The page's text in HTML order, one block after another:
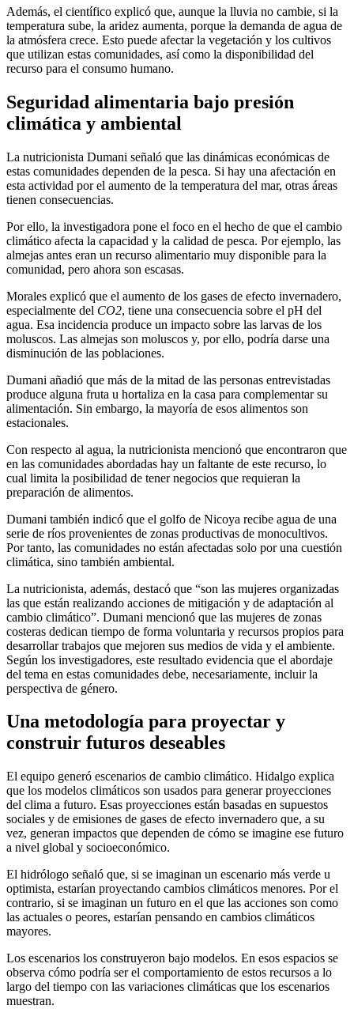
Además, el científico explicó que, aunque la lluvia no cambie, si la
temperatura sube, la aridez aumenta, porque la demanda de agua de
la atmósfera crece. Esto puede afectar la vegetación y los cultivos
que utilizan estas comunidades, así como la disponibilidad del
recurso para el consumo humano.
Seguridad alimentaria bajo presión
climática y ambiental
La nutricionista Dumani señaló que las dinámicas económicas de
estas comunidades dependen de la pesca. Si hay una afectación en
esta actividad por el aumento de la temperatura del mar, otras áreas
tienen consecuencias.
Por ello, la investigadora pone el foco en el hecho de que el cambio
climático afecta la capacidad y la calidad de pesca. Por ejemplo, las
almejas antes eran un recurso alimentario muy disponible para la
comunidad, pero ahora son escasas.
Morales explicó que el aumento de los gases de efecto invernadero,
especialmente del CO2, tiene una consecuencia sobre el pH del
agua. Esa incidencia produce un impacto sobre las larvas de los
moluscos. Las almejas son moluscos y, por ello, podría darse una
disminución de las poblaciones.
Dumani añadió que más de la mitad de las personas entrevistadas
produce alguna fruta u hortaliza en la casa para complementar su
alimentación. Sin embargo, la mayoría de esos alimentos son
estacionales.
Con respecto al agua, la nutricionista mencionó que encontraron que
en las comunidades abordadas hay un faltante de este recurso, lo
cual limita la posibilidad de tener negocios que requieran la
preparación de alimentos.
Dumani también indicó que el golfo de Nicoya recibe agua de una
serie de ríos provenientes de zonas productivas de monocultivos.
Por tanto, las comunidades no están afectadas solo por una cuestión
climática, sino también ambiental.
La nutricionista, además, destacó que “son las mujeres organizadas
las que están realizando acciones de mitigación y de adaptación al
cambio climático”. Dumani mencionó que las mujeres de zonas
costeras dedican tiempo de forma voluntaria y recursos propios para
desarrollar trabajos que mejoren sus medios de vida y el ambiente.
Según los investigadores, este resultado evidencia que el abordaje
del tema en estas comunidades debe, necesariamente, incluir la
perspectiva de género.
Una metodología para proyectar y
construir futuros deseables
El equipo generó escenarios de cambio climático. Hidalgo explica
que los modelos climáticos son usados para generar proyecciones
del clima a futuro. Esas proyecciones están basadas en supuestos
sociales y de emisiones de gases de efecto invernadero que, a su
vez, generan impactos que dependen de cómo se imagine ese futuro
a nivel global y socioeconómico.
El hidrólogo señaló que, si se imaginan un escenario más verde u
optimista, estarían proyectando cambios climáticos menores. Por el
contrario, si se imaginan un futuro en el que las acciones son como
las actuales o peores, estarían pensando en cambios climáticos
mayores.
Los escenarios los construyeron bajo modelos. En esos espacios se
observa cómo podría ser el comportamiento de estos recursos a lo
largo del tiempo con las variaciones climáticas que los escenarios
muestran.